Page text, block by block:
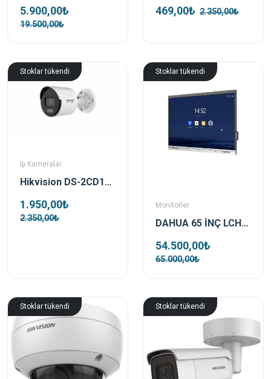
5.900,00₺
19.500,00₺
469,00₺ 2.350,00₺
Stoklar tükendi
Ip Kameralar
Hikvision DS-2CD1027G0-LUF 2 Mp 2.8 mm Mikrofonlu Bullet Colorvu Ip Kamera
1.950,00₺
2.350,00₺
Stoklar tükendi
Monitörler
DAHUA 65 İNÇ LCH65-MC410-B UHD Smart Akıllı Beyaz Tahta
54.500,00₺
65.000,00₺
Stoklar tükendi Stoklar tükendi